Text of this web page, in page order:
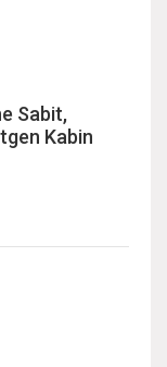
Sabit,
Kabin